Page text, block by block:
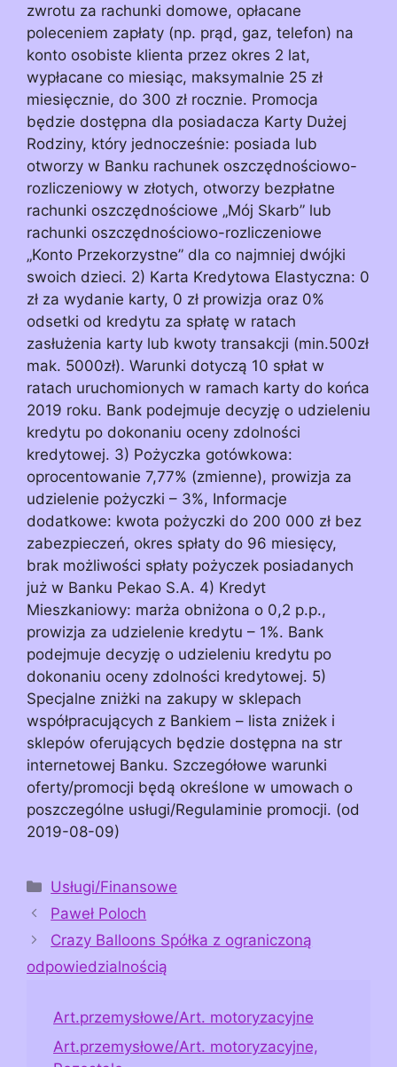
zwrotu za rachunki domowe, opłacane
poleceniem zapłaty (np. prąd, gaz, telefon) na
konto osobiste klienta przez okres 2 lat,
wypłacane co miesiąc, maksymalnie 25 zł
miesięcznie, do 300 zł rocznie. Promocja
będzie dostępna dla posiadacza Karty Dużej
Rodziny, który jednocześnie: posiada lub
otworzy w Banku rachunek oszczędnościowo-
rozliczeniowy w złotych, otworzy bezpłatne
rachunki oszczędnościowe „Mój Skarb” lub
rachunki oszczędnościowo-rozliczeniowe
„Konto Przekorzystne” dla co najmniej dwójki
swoich dzieci. 2) Karta Kredytowa Elastyczna: 0
zł za wydanie karty, 0 zł prowizja oraz 0%
odsetki od kredytu za spłatę w ratach
zasłużenia karty lub kwoty transakcji (min.500zł
mak. 5000zł). Warunki dotyczą 10 spłat w
ratach uruchomionych w ramach karty do końca
2019 roku. Bank podejmuje decyzję o udzieleniu
kredytu po dokonaniu oceny zdolności
kredytowej. 3) Pożyczka gotówkowa:
oprocentowanie 7,77% (zmienne), prowizja za
udzielenie pożyczki – 3%, Informacje
dodatkowe: kwota pożyczki do 200 000 zł bez
zabezpieczeń, okres spłaty do 96 miesięcy,
brak możliwości spłaty pożyczek posiadanych
już w Banku Pekao S.A. 4) Kredyt
Mieszkaniowy: marża obniżona o 0,2 p.p.,
prowizja za udzielenie kredytu – 1%. Bank
podejmuje decyzję o udzieleniu kredytu po
dokonaniu oceny zdolności kredytowej. 5)
Specjalne zniżki na zakupy w sklepach
współpracujących z Bankiem – lista zniżek i
sklepów oferujących będzie dostępna na str
internetowej Banku. Szczegółowe warunki
oferty/promocji będą określone w umowach o
poszczególne usługi/Regulaminie promocji. (od
2019-08-09)
Kategorie
Usługi/Finansowe
Paweł Poloch
Crazy Balloons Spółka z ograniczoną
odpowiedzialnością
Art.przemysłowe/Art. motoryzacyjne
Art.przemysłowe/Art. motoryzacyjne,